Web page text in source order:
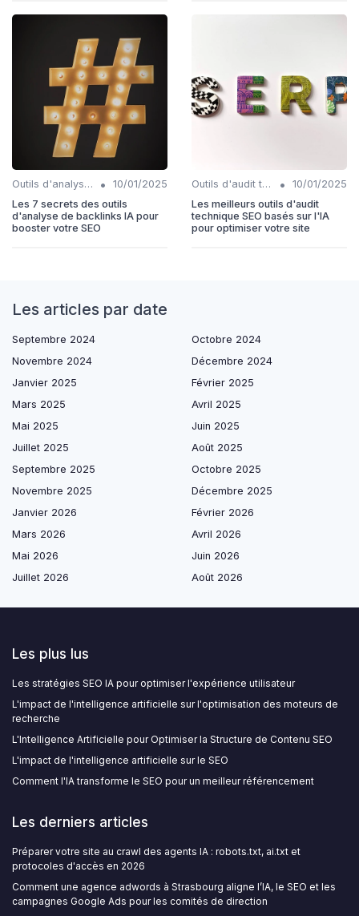
Outils d'analyse de backlinks IA •
10/01/2025
Les 7 secrets des outils
d'analyse de backlinks IA pour
booster votre SEO
Outils d'audit technique SEO •
10/01/2025
Les meilleurs outils d'audit
technique SEO basés sur l'IA
pour optimiser votre site
Les articles par date
Septembre 2024
Octobre 2024
Novembre 2024
Décembre 2024
Janvier 2025
Février 2025
Mars 2025
Avril 2025
Mai 2025
Juin 2025
Juillet 2025
Août 2025
Septembre 2025
Octobre 2025
Novembre 2025
Décembre 2025
Janvier 2026
Février 2026
Mars 2026
Avril 2026
Mai 2026
Juin 2026
Juillet 2026
Août 2026
Les plus lus
Les stratégies SEO IA pour optimiser l'expérience utilisateur
L'impact de l'intelligence artificielle sur l'optimisation des moteurs de
recherche
L'Intelligence Artificielle pour Optimiser la Structure de Contenu SEO
L'impact de l'intelligence artificielle sur le SEO
Comment l'IA transforme le SEO pour un meilleur référencement
Les derniers articles
Préparer votre site au crawl des agents IA : robots.txt, ai.txt et
protocoles d'accès en 2026
Comment une agence adwords à Strasbourg aligne l’IA, le SEO et les
campagnes Google Ads pour les comités de direction